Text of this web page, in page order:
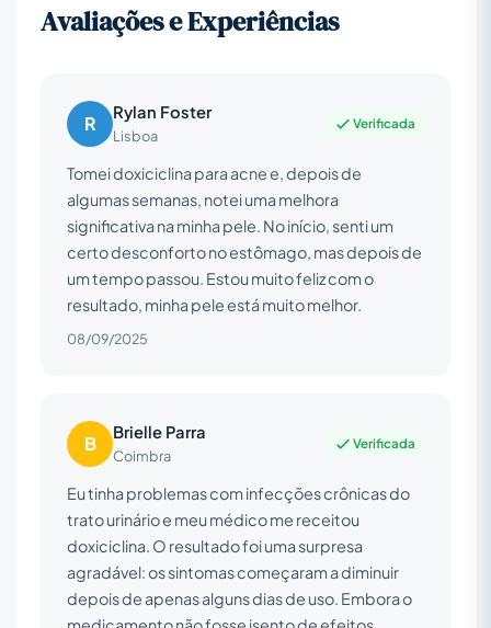
Avaliações e Experiências
R Rylan Foster
Lisboa
Verificada
Tomei doxiciclina para acne e, depois de
algumas semanas, notei uma melhora
significativa na minha pele. No início, senti um
certo desconforto no estômago, mas depois de
um tempo passou. Estou muito feliz com o
resultado, minha pele está muito melhor.
08/09/2025
B Brielle Parra
Coimbra
Verificada
Eu tinha problemas com infecções crônicas do
trato urinário e meu médico me receitou
doxiciclina. O resultado foi uma surpresa
agradável: os sintomas começaram a diminuir
depois de apenas alguns dias de uso. Embora o